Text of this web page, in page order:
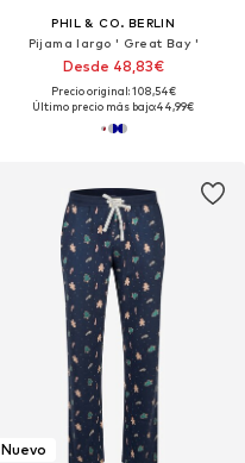
PHIL & CO. BERLIN
Pijama largo ' Great Bay '
Desde 48,83€
Precio original: 108,54€
Último precio más bajo:44,99€
Nuevo